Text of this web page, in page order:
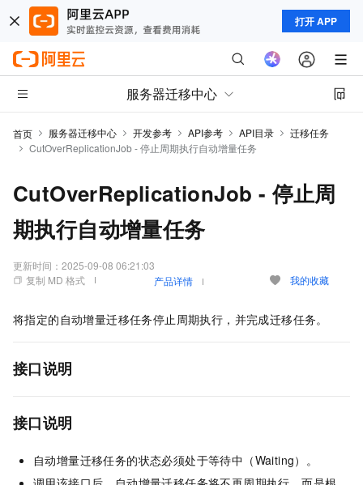
打开 APP
服务器迁移中心
首页 服务器迁移中心 开发参考 API参考 API目录
迁移任务
CutOverReplicationJob - 停止周期执行自动增量任务
CutOverReplicationJob - 停止周
期执行自动增量任务
更新时间： 2025-09-08 06:21:03
复制 MD 格式
产品详情 我的收藏
将指定的自动增量迁移任务停止周期执行，并完成迁移任务。
接口说明
接口说明
自动增量迁移任务的状态必须处于等待中（Waiting）。